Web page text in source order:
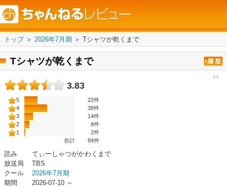
トップ＞ 2026年7月期 ＞ Tシャツが乾くまで
Tシャツが乾くまで
↓↓
3.83
5
22件
4
38件
3
14件
2
8件
1
2件
合計
84件
読み
てぃーしゃつがかわくまで
放送局
TBS
クール
2026年7月期
期間
2026-07-10 ～